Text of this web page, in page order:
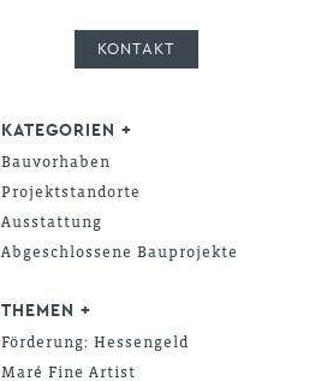
KONTAKT
KATEGORIEN +
Bauvorhaben
Projektstandorte
Ausstattung
Abgeschlossene Bauprojekte
THEMEN +
Förderung: Hessengeld
Maré Fine Artist